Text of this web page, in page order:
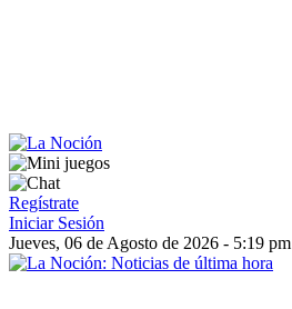
Regístrate
Iniciar Sesión
Jueves, 06 de Agosto de 2026 - 5:19 pm